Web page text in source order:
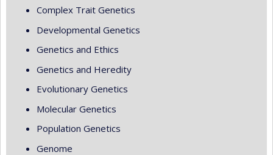
Complex Trait Genetics
Developmental Genetics
Genetics and Ethics
Genetics and Heredity
Evolutionary Genetics
Molecular Genetics
Population Genetics
Genome